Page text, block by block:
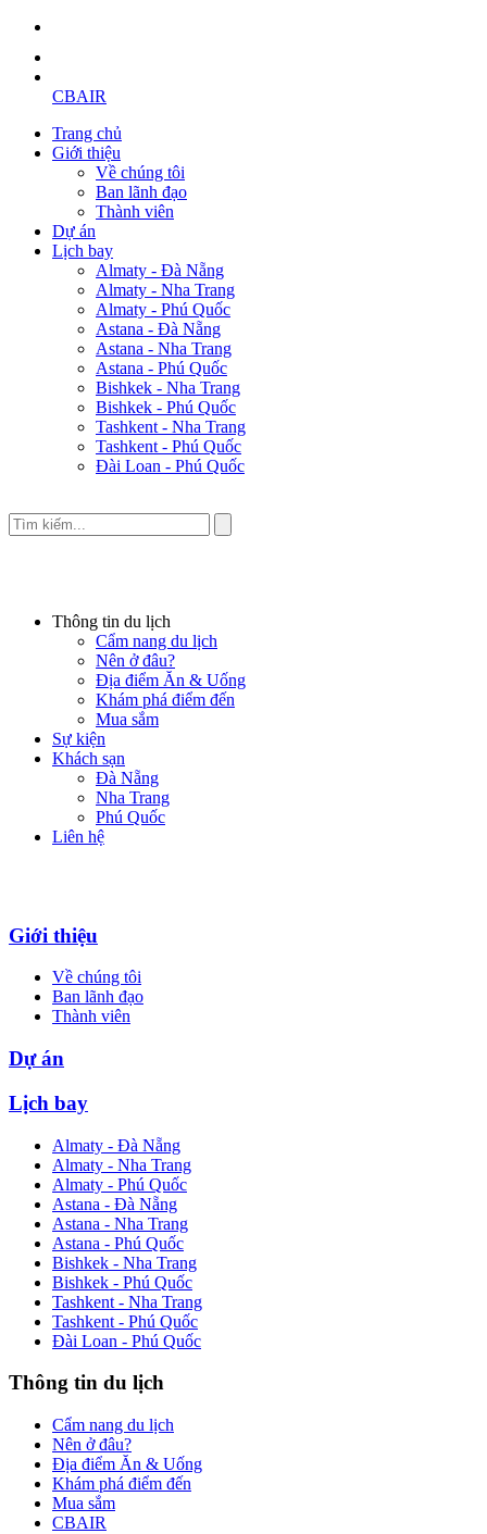
CBAIR
Trang chủ
Giới thiệu
Về chúng tôi
Ban lãnh đạo
Thành viên
Dự án
Lịch bay
Almaty - Đà Nẵng
Almaty - Nha Trang
Almaty - Phú Quốc
Astana - Đà Nẵng
Astana - Nha Trang
Astana - Phú Quốc
Bishkek - Nha Trang
Bishkek - Phú Quốc
Tashkent - Nha Trang
Tashkent - Phú Quốc
Đài Loan - Phú Quốc
Thông tin du lịch
Cẩm nang du lịch
Nên ở đâu?
Địa điểm Ăn & Uống
Khám phá điểm đến
Mua sắm
Sự kiện
Khách sạn
Đà Nẵng
Nha Trang
Phú Quốc
Liên hệ
Giới thiệu
Về chúng tôi
Ban lãnh đạo
Thành viên
Dự án
Lịch bay
Almaty - Đà Nẵng
Almaty - Nha Trang
Almaty - Phú Quốc
Astana - Đà Nẵng
Astana - Nha Trang
Astana - Phú Quốc
Bishkek - Nha Trang
Bishkek - Phú Quốc
Tashkent - Nha Trang
Tashkent - Phú Quốc
Đài Loan - Phú Quốc
Thông tin du lịch
Cẩm nang du lịch
Nên ở đâu?
Địa điểm Ăn & Uống
Khám phá điểm đến
Mua sắm
CBAIR